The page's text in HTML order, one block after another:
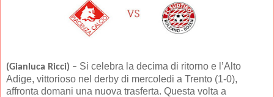
(Gianluca Ricci) – Si celebra la decima di ritorno e l’Alto
Adige, vittorioso nel derby di mercoledi a Trento (1-0),
affronta domani una nuova trasferta. Questa volta a